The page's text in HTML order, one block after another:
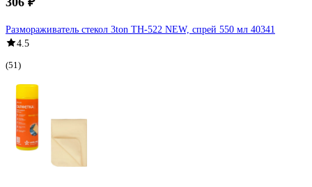
Размораживатель стекол 3ton ТН-522 NEW, спрей 550 мл 40341
4.5
(51)